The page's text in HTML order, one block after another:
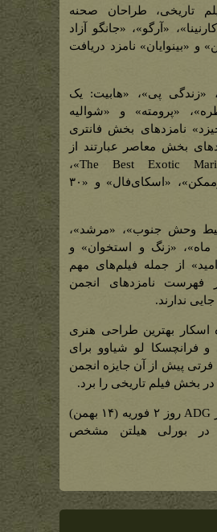
تاریخی، طراحان صحنه
«آرگو»، «جانگو آزاد
و «بینوایان» نامزد دریافت
«زندگی پی»، «هابیت: یک
«پرومته» و «شوالیه
نامزدهای بخش فانتری
بخش معاصر عبارتند از
«The Best Exotic Marigold Hotel»،
«پرواز»، «غیرممکن»، «اسکای‌فال» و «۳۰
وحش جنوب»، «مرشد»،
ماه»، «زنگ و استخوان» و
از جمله فیلم‌های مهم
فهرست نامزدهای انجمن
ندارند.
اسکار بهترین طراحی هنری
و فرانچسکا لو شیاوو برای
پیش از آن جایزه انجمن
بخش فیلم تاریخی را برد.
برندگان جوایز ADG روز ۲ فوریه (۱۴ بهمن)
در بورلی هیلتن مشخص